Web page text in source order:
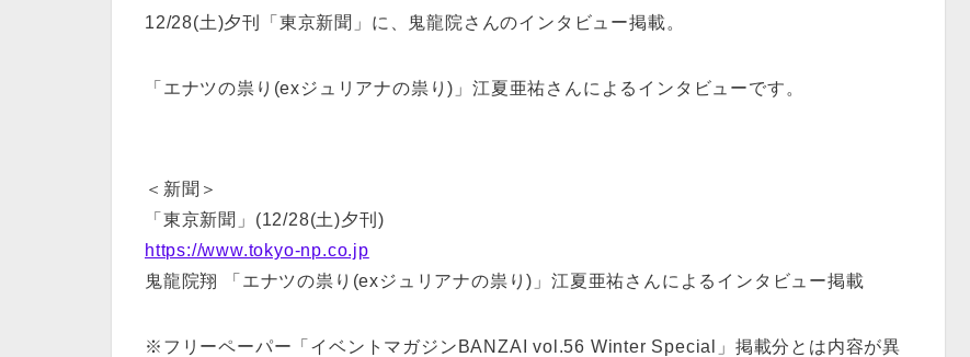
12/28(土)夕刊「東京新聞」に、鬼龍院さんのインタビュー掲載。
「エナツの祟り(exジュリアナの祟り)」江夏亜祐さんによるインタビューです。
＜新聞＞
「東京新聞」(12/28(土)夕刊)
https://www.tokyo-np.co.jp
鬼龍院翔 「エナツの祟り(exジュリアナの祟り)」江夏亜祐さんによるインタビュー掲載
※フリーペーパー「イベントマガジンBANZAI vol.56 Winter Special」掲載分とは内容が異